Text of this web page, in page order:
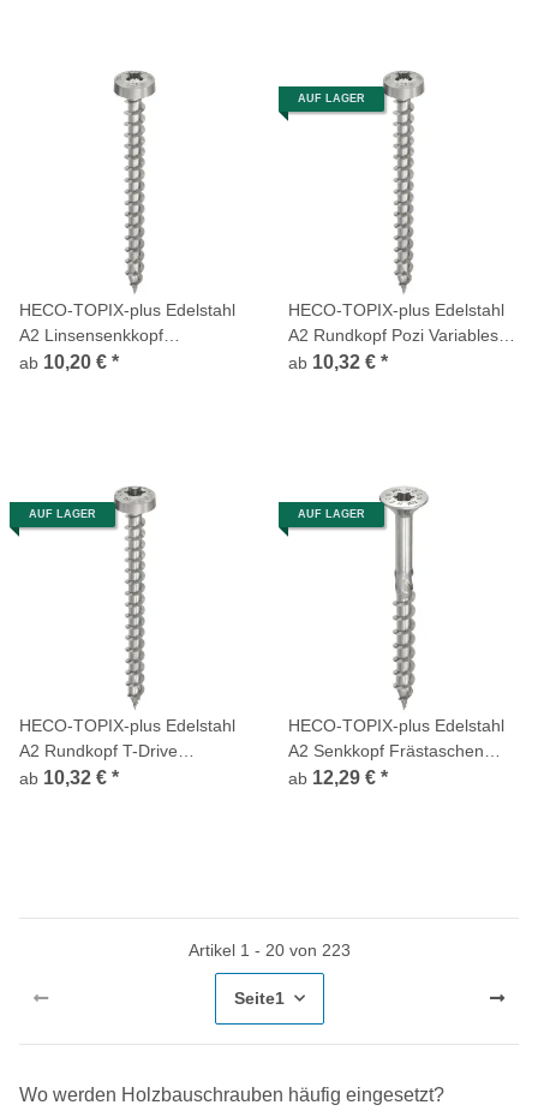
HECO-TOPIX-plus Edelstahl
A2 Linsensenkkopf
Frästaschen Pozi Variables
ab 10,20 € *
AUF LAGER
HECO-TOPIX-plus Edelstahl
A2 Rundkopf Pozi Variables
Vollgewinde
ab 10,32 € *
AUF LAGER
HECO-TOPIX-plus Edelstahl
A2 Rundkopf T-Drive
Variables Vollgewinde
ab 10,32 € *
AUF LAGER
HECO-TOPIX-plus Edelstahl
A2 Senkkopf Frästaschen
HECO-Drive TX Teilgewinde
ab 12,29 € *
Artikel 1 - 20 von 223
Seite1
Wo werden Holzbauschrauben häufig eingesetzt?